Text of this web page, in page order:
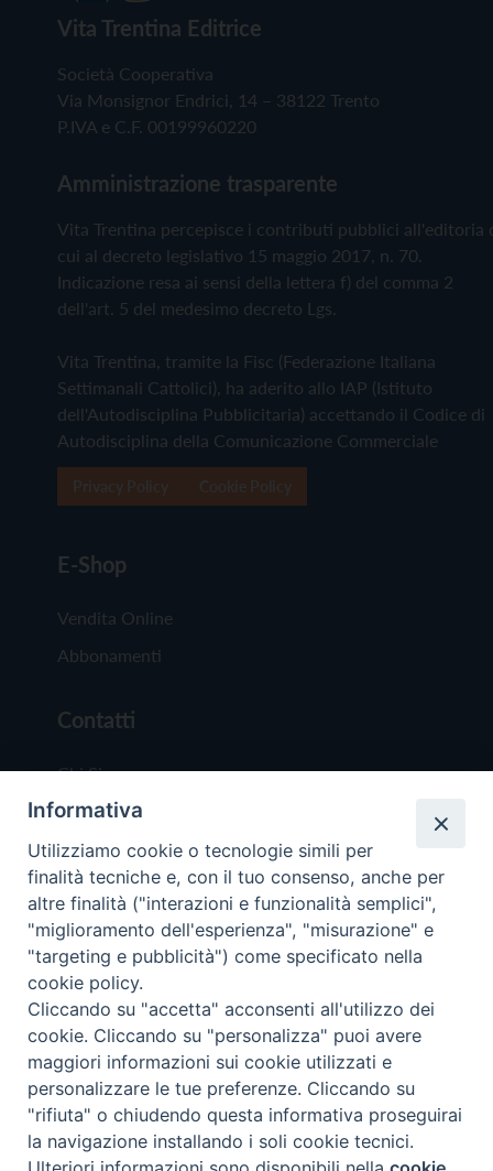
Vita Trentina Editrice
Società Cooperativa
Via Monsignor Endrici, 14 – 38122 Trento
P.IVA e C.F. 00199960220
Amministrazione trasparente
Vita Trentina percepisce i contributi pubblici all'editoria
cui al decreto legislativo 15 maggio 2017, n. 70.
Indicazione resa ai sensi della lettera f) del comma 2
dell'art. 5 del medesimo decreto Lgs.
Vita Trentina, tramite la Fisc (Federazione Italiana
Settimanali Cattolici), ha aderito allo IAP (Istituto
dell'Autodisciplina Pubblicitaria) accettando il Codice di
Autodisciplina della Comunicazione Commerciale
E-Shop
Vendita Online
Abbonamenti
Contatti
Chi Siamo
Redazione
Scrivici
Copyright © 2019 - Tutti i diritti riservati - Vita
Trentina Editrice
Privacy Policy
Torna
Informativa
Utilizziamo cookie o tecnologie simili per
finalità tecniche e, con il tuo consenso, anche per
altre finalità ("interazioni e funzionalità semplici",
"miglioramento dell'esperienza", "misurazione" e
"targeting e pubblicità") come specificato nella
cookie policy.
Cliccando su "accetta" acconsenti all'utilizzo dei
cookie. Cliccando su "personalizza" puoi avere
maggiori informazioni sui cookie utilizzati e
personalizzare le tue preferenze. Cliccando su
"rifiuta" o chiudendo questa informativa proseguirai
la navigazione installando i soli cookie tecnici.